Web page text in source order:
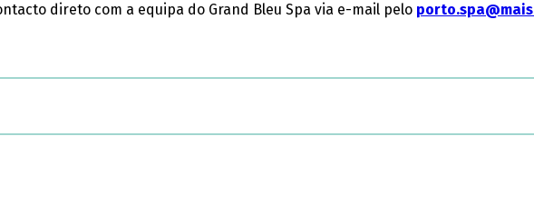
direto com a equipa do Grand Bleu Spa via e-mail pelo